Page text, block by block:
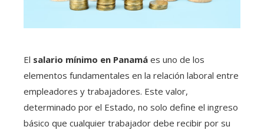
El salario mínimo en Panamá es uno de los
elementos fundamentales en la relación laboral entre
empleadores y trabajadores. Este valor,
determinado por el Estado, no solo define el ingreso
básico que cualquier trabajador debe recibir por su